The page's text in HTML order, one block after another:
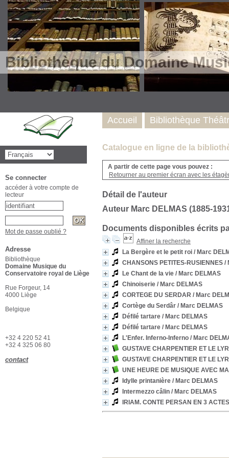
Bibliothèque du Domaine
Catalogue en ligne de la
A partir de cette page vous pouvez :
Retourner au premier écran avec les
Détail de l'auteur
Auteur Marc DELMAS (1885-
Documents disponibles écrits
Affiner la recherche
La Bergère et le petit roi / Marc
CHANSONS PETITES-RUSIENNES /
Le Chant de la vie / Marc DELMAS
Chinoiserie / Marc DELMAS
CORTEGE DU SERDAR / Marc
Cortège du Serdâr / Marc DELMAS
Défilé tartare / Marc DELMAS
Défilé tartare / Marc DELMAS
L'Enfer. Inferno-Inferno / Marc
GUSTAVE CHARPENTIER ET LE
GUSTAVE CHARPENTIER ET LE
UNE HEURE DE MUSIQUE AVEC
Idylle printanière / Marc DELMAS
Intermezzo câlin / Marc DELMAS
IRIAM. CONTE PERSAN EN 3
Accueil Bibliothèque
Se connecter
accéder à votre compte de
lecteur
Mot de passe oublié ?
Adresse
Bibliothèque
Domaine Musique du
Conservatoire royal de Liège
Rue Forgeur, 14
4000 Liège
Belgique
+32 4 220 52 41
+32 4 325 06 80
contact